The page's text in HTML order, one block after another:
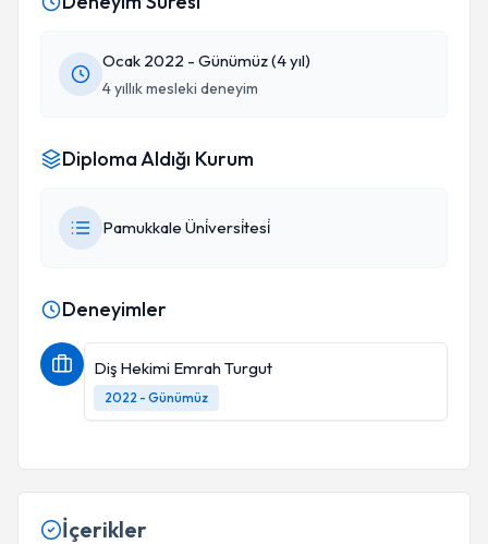
Ocak 2022 - Günümüz (4 yıl)
4 yıllık mesleki deneyim
Diploma Aldığı Kurum
Pamukkale Üni̇versi̇tesi̇
Deneyimler
Diş Hekimi Emrah Turgut
2022 - Günümüz
İçerikler